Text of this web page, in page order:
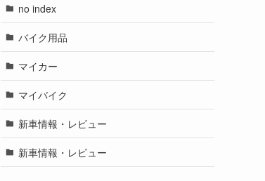
no index
バイク用品
マイカー
マイバイク
新車情報・レビュー
新車情報・レビュー